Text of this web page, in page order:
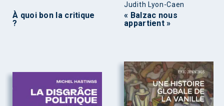
À quoi bon la critique
?
Judith Lyon-Caen
« Balzac nous
appartient »